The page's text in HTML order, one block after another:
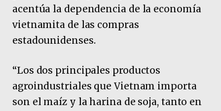
acentúa la dependencia de la economía
vietnamita de las compras
estadounidenses.
“Los dos principales productos
agroindustriales que Vietnam importa
son el maíz y la harina de soja, tanto en